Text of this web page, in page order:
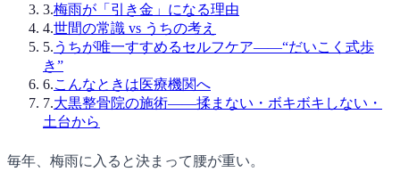
3.梅雨が「引き金」になる理由
4.世間の常識 vs うちの考え
5. うちが唯一すすめるセルフケア——“だいこく式歩
き”
6.こんなときは医療機関へ
7.大黒整骨院の施術——揉まない・ボキボキしない・
土台から
毎年、梅雨に入ると決まって腰が重い。